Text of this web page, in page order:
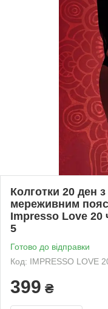
Колготки 20 ден
мереживним
Impresso Love 20
5
Готово до відправки
Код: IMPRESSO LOVE
399 ₴